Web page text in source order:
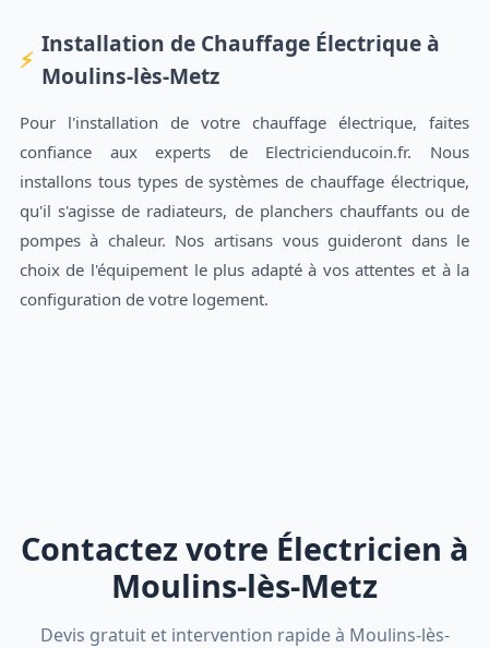
Installation de Chauffage Électrique à
Moulins-lès-Metz
Pour l'installation de votre chauffage électrique, faites
confiance aux experts de Electricienducoin.fr. Nous
installons tous types de systèmes de chauffage électrique,
qu'il s'agisse de radiateurs, de planchers chauffants ou de
pompes à chaleur. Nos artisans vous guideront dans le
choix de l'équipement le plus adapté à vos attentes et à la
configuration de votre logement.
Contactez votre Électricien à
Moulins-lès-Metz
Devis gratuit et intervention rapide à Moulins-lès-